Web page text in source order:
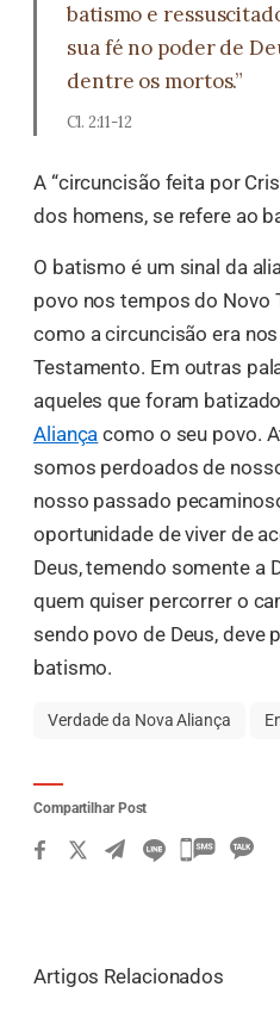
batismo e
sua fé no poder de
dentre os mortos.”
Cl. 2:11-12
A “circuncisão feita por
dos homens, se refere ao
O batismo é um sinal da
povo nos tempos do Novo
como a circuncisão era
Testamento. Em outras
aqueles que foram
Aliança como o seu povo.
somos perdoados de
nosso passado
oportunidade de viver de
Deus, temendo somente a
quem quiser percorrer o
sendo povo de Deus, deve
batismo.
Verdade da Nova Aliança
Compartilhar Post
카
Artigos Relacionados